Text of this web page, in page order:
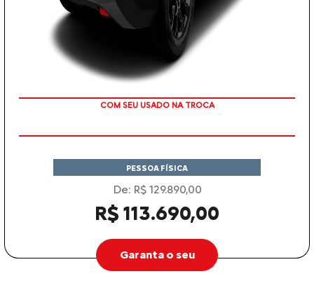
TAXA ZERO
PESSOA FÍSICA
De: R$ 129.890,00
R$ 113.690,00
Garanta o seu